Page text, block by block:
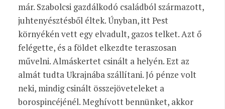
már. Szabolcsi gazdálkodó családból származott,
juhtenyésztésből éltek. Únyban, itt Pest
környékén vett egy elvadult, gazos telket. Azt ő
felégette, és a földet elkezdte teraszosan
művelni. Almáskertet csinált a helyén. Ezt az
almát tudta Ukrajnába szállítani. Jó pénze volt
neki, mindig csinált összejöveteleket a
borospincéjénél. Meghívott bennünket, akkor